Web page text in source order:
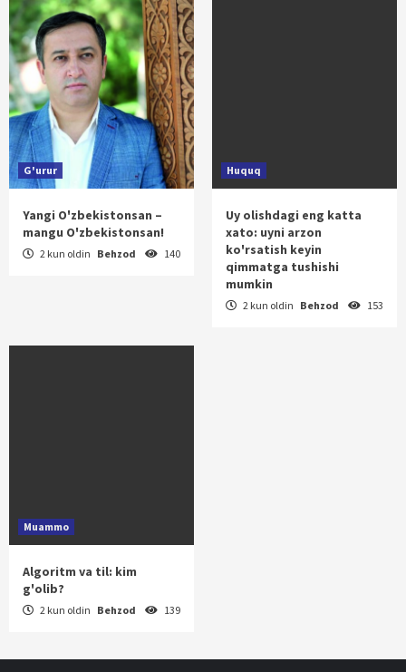
G'urur
Yangi O'zbekistonsan –
mangu O'zbekistonsan!
2 kun oldin Behzod 140
Huquq
Uy olishdagi eng katta
xato: uyni arzon
ko'rsatish keyin
qimmatga tushishi
mumkin
2 kun oldin Behzod 153
Muammo
Algoritm va til: kim
g'olib?
2 kun oldin Behzod 139